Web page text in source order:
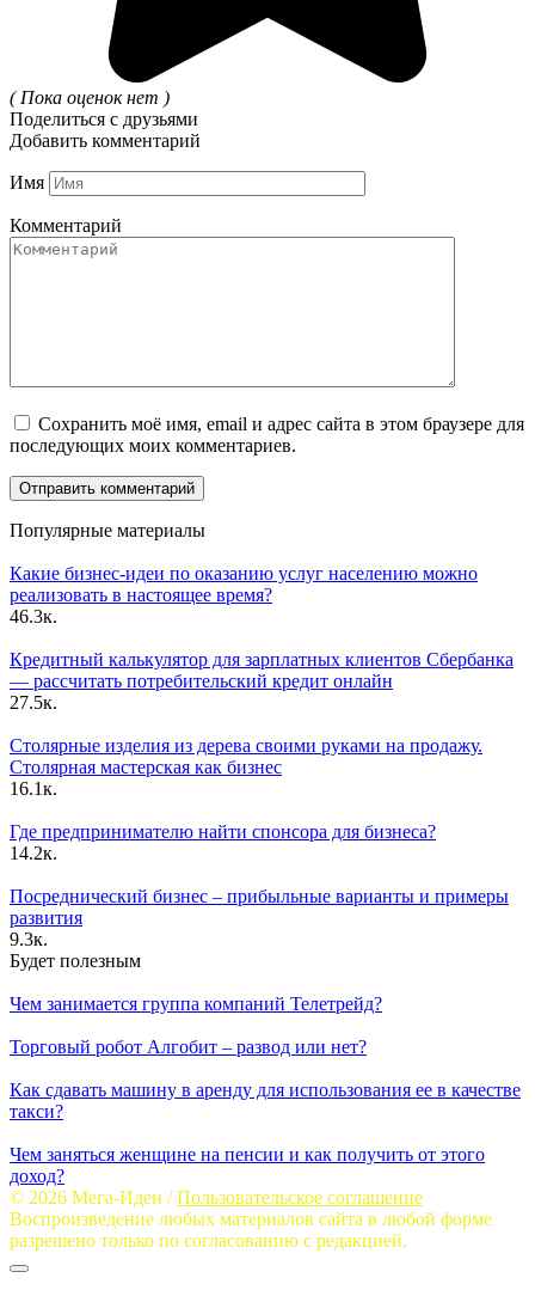
( Пока оценок нет )
Поделиться с друзьями
Добавить комментарий
Имя
Комментарий
Сохранить моё имя, email и адрес сайта в этом браузере для
последующих моих комментариев.
Популярные материалы
Какие бизнес-идеи по оказанию услуг населению можно
реализовать в настоящее время?
46.3к.
Кредитный калькулятор для зарплатных клиентов Сбербанка
— рассчитать потребительский кредит онлайн
27.5к.
Столярные изделия из дерева своими руками на продажу.
Столярная мастерская как бизнес
16.1к.
Где предпринимателю найти спонсора для бизнеса?
14.2к.
Посреднический бизнес – прибыльные варианты и примеры
развития
9.3к.
Будет полезным
Чем занимается группа компаний Телетрейд?
Торговый робот Алгобит – развод или нет?
Как сдавать машину в аренду для использования ее в качестве
такси?
Чем заняться женщине на пенсии и как получить от этого
доход?
© 2026 Мега-Идеи /Пользовательское соглашение
Воспроизведение любых материалов сайта в любой форме
разрешено только по согласованию с редакцией.